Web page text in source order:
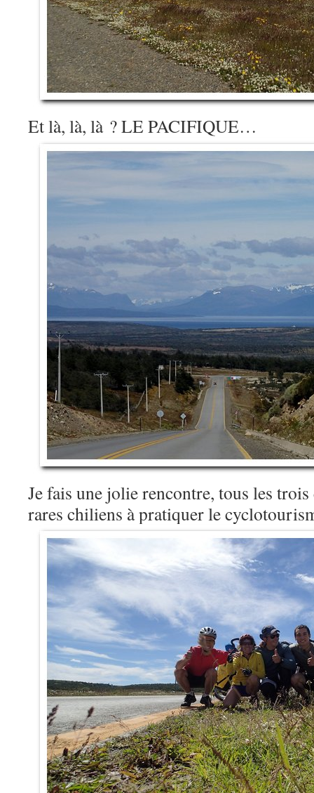
Et là, là, là ? LE PACIFIQUE…
Je fais une jolie rencontre, tous les trois
rares chiliens à pratiquer le